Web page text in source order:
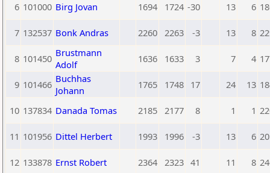
6 101000 Birg Jovan 1694 1724 -30 13 6
7 132537 Bonk Andras 2260 2263 -3 13 8
8 101450 Brustmann
Adolf
1636 1633 3 7 4
9 101466 Buchhas
Johann
1765 1748 17 24 13
10 137834 Danada Tomas 2185 2177 8 1 1
11 101956 Dittel Herbert 1993 1996 -3 13 6
12 133878 Ernst Robert 2364 2323 41 11 8